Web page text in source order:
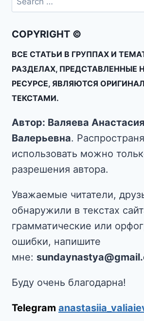
COPYRIGHT ©
ВСЕ СТАТЬИ В ГРУППАХ И
РАЗДЕЛАХ, ПРЕДСТАВЛЕННЫЕ
РЕСУРСЕ, ЯВЛЯЮТСЯ
ТЕКСТАМИ.
Автор: Валяева Анастасия
Валерьевна.
использовать можно
разрешения автора.
Уважаемые читатели,
обнаружили в текстах
грамматические или
ошибки, напишите
мне:
Буду очень благодарна!
Telegram